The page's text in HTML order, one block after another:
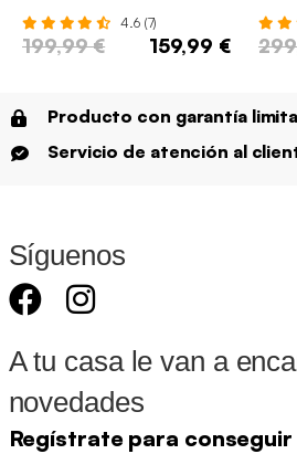
4.6 (7)
199,99 € 159,99 €
Producto con garantía
Servicio de atención al
Síguenos
A tu casa le van a
novedades
Regístrate para conseguir